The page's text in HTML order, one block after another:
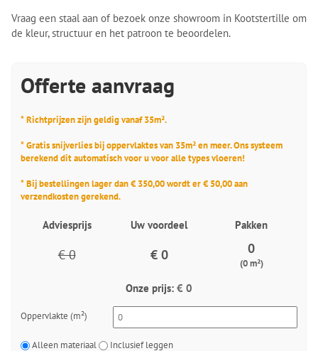
Vraag een staal aan of bezoek onze showroom in Kootstertille om
de kleur, structuur en het patroon te beoordelen.
Offerte aanvraag
* Richtprijzen zijn geldig vanaf 35m².
* Gratis snijverlies bij oppervlaktes van 35m² en meer. Ons systeem
berekend dit automatisch voor u voor alle types vloeren!
* Bij bestellingen lager dan € 350,00 wordt er € 50,00 aan
verzendkosten gerekend.
Adviesprijs Uw voordeel Pakken
€ 0 € 0 0
(0 m²)
Onze prijs: € 0
Oppervlakte (m²)
Alleen materiaal Inclusief leggen